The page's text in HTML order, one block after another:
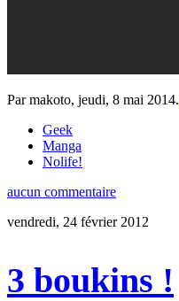
Par makoto, jeudi, 8 mai 2014.
Geek
Manga
Nolife!
aucun commentaire
vendredi, 24 février 2012
3 boukins !